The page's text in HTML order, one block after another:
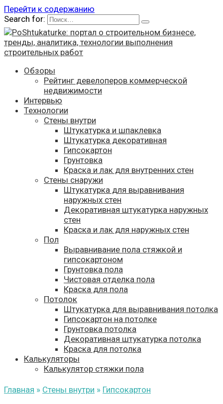
Перейти к содержанию
Search for:
Обзоры
Рейтинг девелоперов коммерческой
недвижимости
Интервью
Технологии
Стены внутри
Штукатурка и шпаклевка
Штукатурка декоративная
Гипсокартон
Грунтовка
Краска и лак для внутренних стен
Стены снаружи
Штукатурка для выравнивания
наружных стен
Декоративная штукатурка наружных
стен
Краска и лак для наружных стен
Пол
Выравнивание пола стяжкой и
гипсокартоном
Грунтовка пола
Чистовая отделка пола
Краска для пола
Потолок
Штукатурка для выравнивания потолка
Гипсокартон на потолке
Грунтовка потолка
Декоративная штукатурка потолка
Краска для потолка
Калькуляторы
Калькулятор стяжки пола
Главная » Стены внутри » Гипсокартон